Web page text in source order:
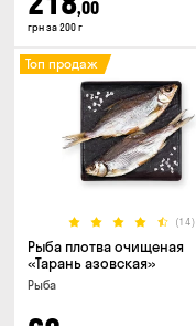
,00
грн за 200 г
(14)
Топ продаж
Рыба плотва очищеная
«Тарань азовская»
Рыба